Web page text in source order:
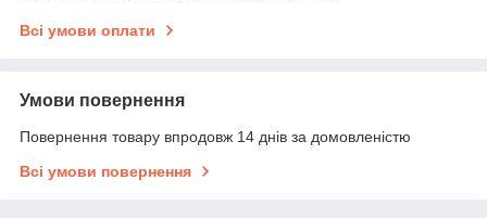
Всі умови оплати
Умови повернення
Повернення товару впродовж 14 днів за домовленістю
Всі умови повернення